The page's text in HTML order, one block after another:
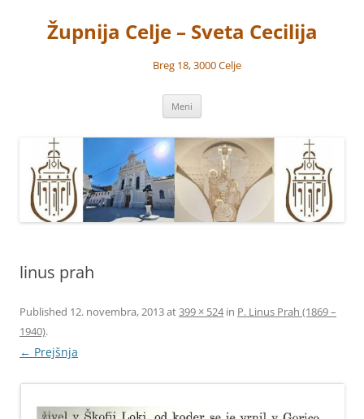
vsebinoŽupnija Celje – Sveta Cecilija
Breg 18, 3000 Celje
Meni
linus prah
Published 12. novembra, 2013at399 × 524in P. Linus Prah (1869 –
1940).
← Prejšnja